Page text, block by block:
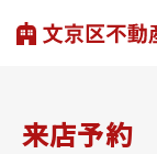
来店予約